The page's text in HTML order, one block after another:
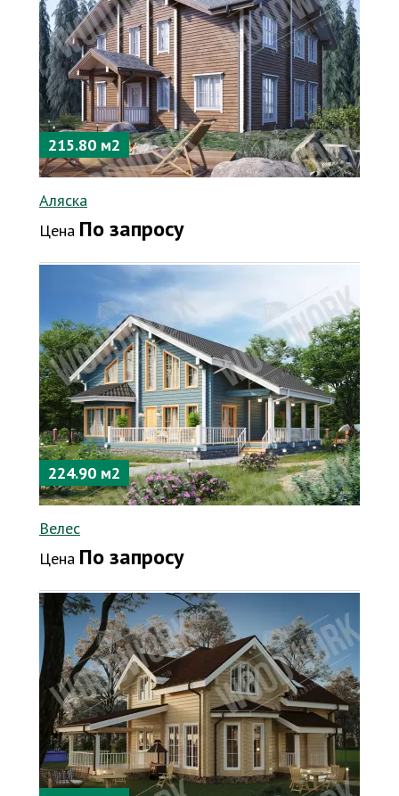
215.80 м2
Аляска
Цена По запросу
224.90 м2
Велес
Цена По запросу